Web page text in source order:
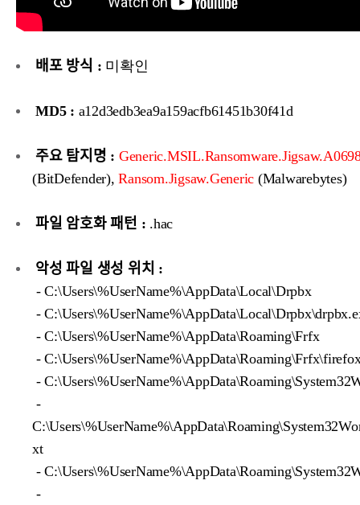
배포 방식 : 미확인
MD5 : a12d3edb3ea9a159acfb61451b30f41d
주요 탐지명 :
(BitDefender),Ransom.Jigsaw.Generic (Malwarebytes)
파일 암호화 패턴 : .hac
악성 파일 생성 위치 :
- C:\Users\%UserName%\AppData\Local\Drpbx
-
- C:\Users\%UserName%\AppData\Roaming\Frfx
-
-
-
xt
-
-